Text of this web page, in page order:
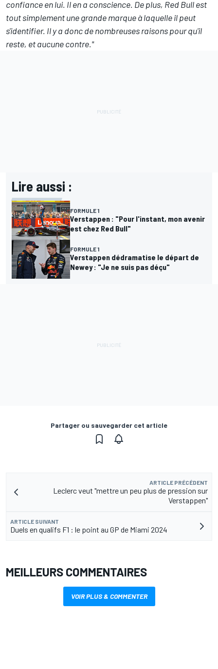
confiance en lui. Il en a conscience. De plus, Red Bull est
tout simplement une grande marque à laquelle il peut
s'identifier. Il y a donc de nombreuses raisons pour qu'il
reste, et aucune contre."
Lire aussi :
FORMULE 1
Verstappen : "Pour l'instant, mon avenir
est chez Red Bull"
FORMULE 1
Verstappen dédramatise le départ de
Newey : "Je ne suis pas déçu"
Partager ou sauvegarder cet article
ARTICLE PRÉCÉDENT
Leclerc veut "mettre un peu plus de pression sur
Verstappen"
ARTICLE SUIVANT
Duels en qualifs F1 : le point au GP de Miami 2024
MEILLEURS COMMENTAIRES
VOIR PLUS & COMMENTER